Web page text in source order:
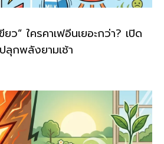
ว” ใครคาเฟอีนเยอะกว่า? เปิด
ลุกพลังยามเช้า